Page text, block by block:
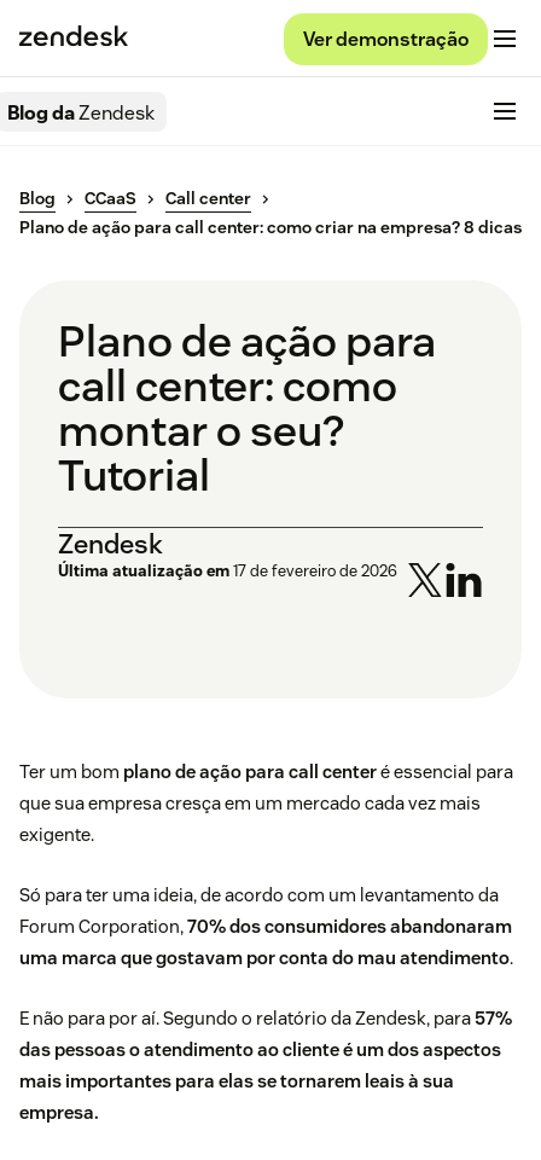
Ver demonstração
Blog daZendesk
Blog CCaaS
Call center
Plano de ação para call center: como criar na empresa? 8 dicas
Plano de ação para
call center: como
montar o seu?
Tutorial
Zendesk
Última atualização em17 de fevereiro de 2026
Ter um bom plano de ação para call centeré essencial para
que sua empresa cresça em um mercado cada vez mais
exigente.
Só para ter uma ideia, de acordo com um levantamento da
Forum Corporation,70% dos consumidores abandonaram
uma marca que gostavam por conta do mau atendimento.
E não para por aí. Segundo o relatório da Zendesk, para 57%
das pessoas o atendimento ao cliente é um dos aspectos
mais importantes para elas se tornarem leais à sua
empresa.